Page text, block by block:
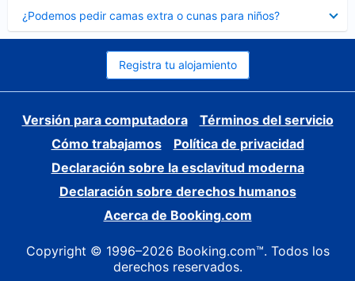
¿Podemos pedir camas extra o cunas para niños?
cerrado
Registra tu alojamiento
Versión para computadora
Términos del servicio
Cómo trabajamos
Política de privacidad
Declaración sobre la esclavitud moderna
Declaración sobre derechos humanos
Acerca de Booking.com
Copyright © 1996–2026 Booking.com™. Todos los
derechos reservados.